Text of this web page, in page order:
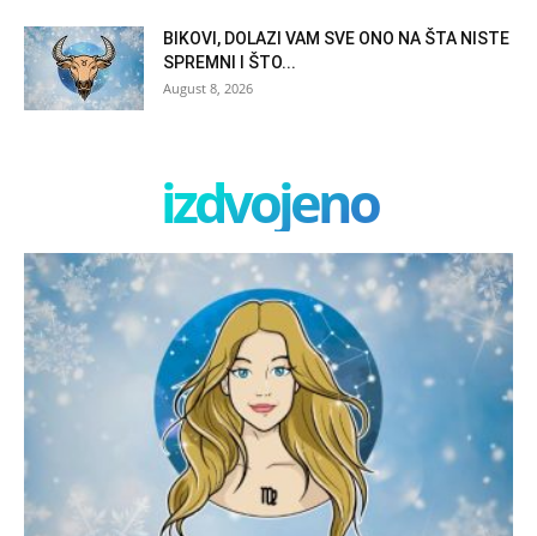
BIKOVI, DOLAZI VAM SVE ONO NA ŠTA NISTE
SPREMNI I ŠTO...
August 8, 2026
izdvojeno